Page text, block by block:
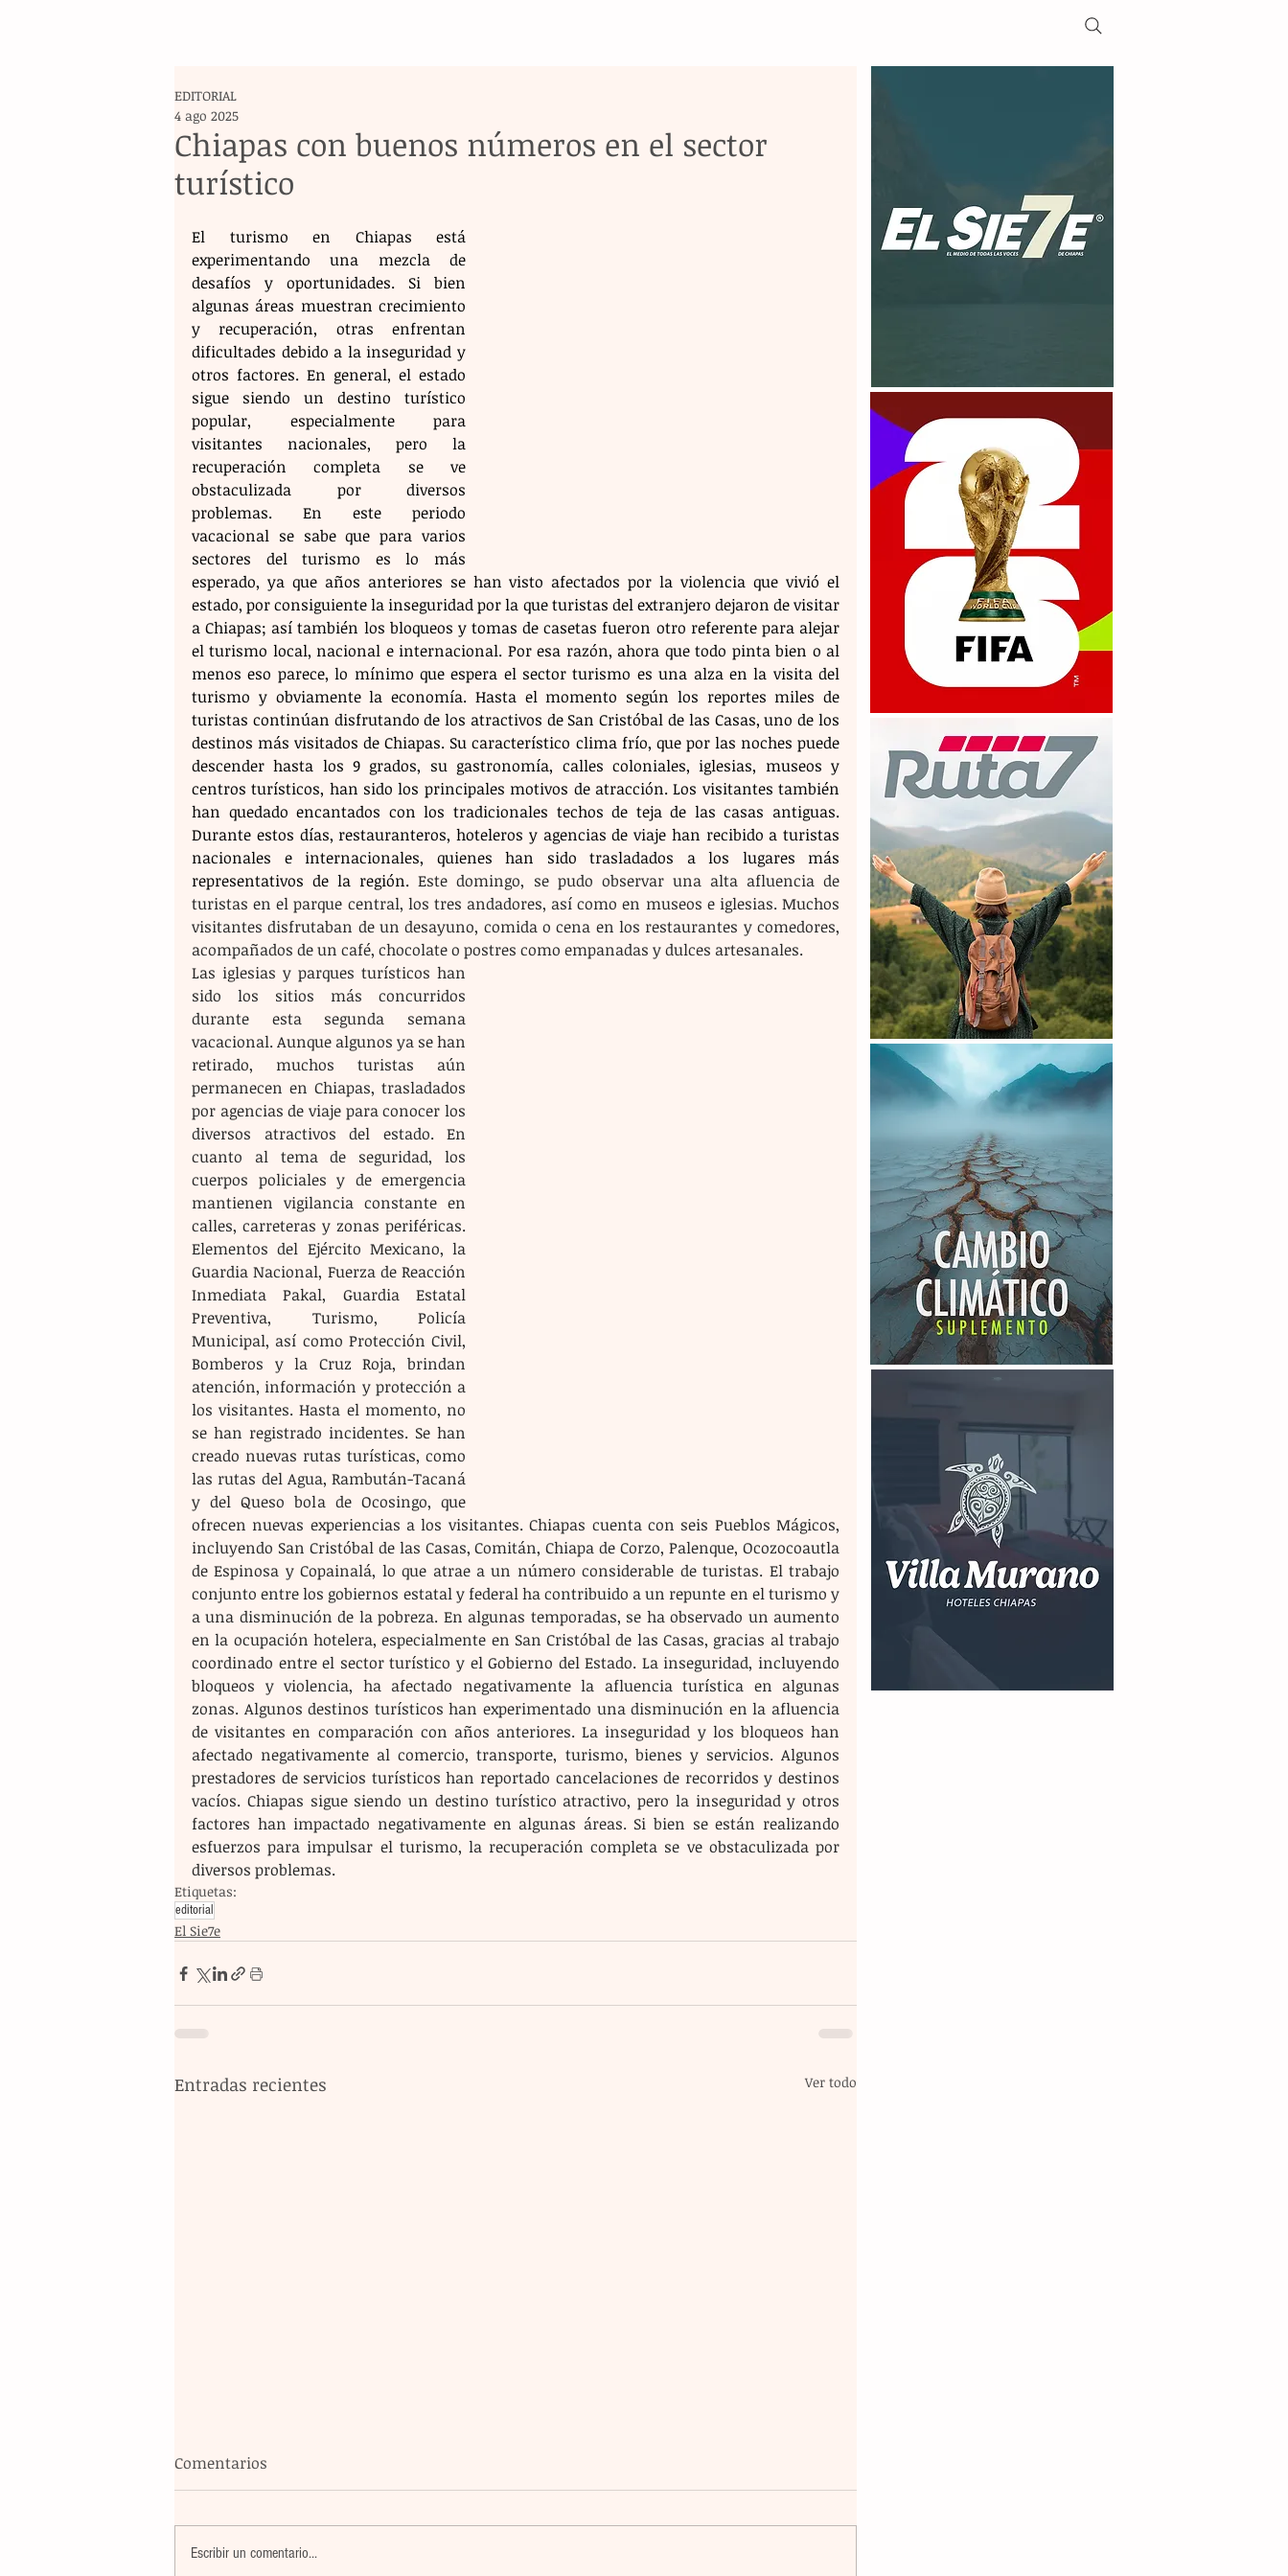
Chiapas con buenos números en el sector
turístico
EDITORIAL
4 ago 2025
El turismo en Chiapas está
experimentando una mezcla de
desafíos y oportunidades. Si bien
algunas áreas muestran crecimiento
y recuperación, otras enfrentan
dificultades debido a la inseguridad y
otros factores. En general, el estado
sigue siendo un destino turístico
popular, especialmente para
visitantes nacionales, pero la
recuperación completa se ve
obstaculizada por diversos
problemas. En este periodo
vacacional se sabe que para varios
sectores del turismo es lo más
esperado, ya que años anteriores se han visto afectados por la violencia que vivió el
estado, por consiguiente la inseguridad por la que turistas del extranjero dejaron de visitar
a Chiapas; así también los bloqueos y tomas de casetas fueron otro referente para alejar
el turismo local, nacional e internacional. Por esa razón, ahora que todo pinta bien o al
menos eso parece, lo mínimo que espera el sector turismo es una alza en la visita del
turismo y obviamente la economía. Hasta el momento según los reportes miles de
turistas continúan disfrutando de los atractivos de San Cristóbal de las Casas, uno de los
destinos más visitados de Chiapas. Su característico clima frío, que por las noches puede
descender hasta los 9 grados, su gastronomía, calles coloniales, iglesias, museos y
centros turísticos, han sido los principales motivos de atracción. Los visitantes también
han quedado encantados con los tradicionales techos de teja de las casas antiguas.
Durante estos días, restauranteros, hoteleros y agencias de viaje han recibido a turistas
nacionales e internacionales, quienes han sido trasladados a los lugares más
representativos de la región. Este domingo, se pudo observar una alta afluencia de
turistas en el parque central, los tres andadores, así como en museos e iglesias. Muchos
visitantes disfrutaban de un desayuno, comida o cena en los restaurantes y comedores,
acompañados de un café, chocolate o postres como empanadas y dulces artesanales.
Las iglesias y parques turísticos han
sido los sitios más concurridos
durante esta segunda semana
vacacional. Aunque algunos ya se han
retirado, muchos turistas aún
permanecen en Chiapas, trasladados
por agencias de viaje para conocer los
diversos atractivos del estado. En
cuanto al tema de seguridad, los
cuerpos policiales y de emergencia
mantienen vigilancia constante en
calles, carreteras y zonas periféricas.
Elementos del Ejército Mexicano, la
Guardia Nacional, Fuerza de Reacción
Inmediata Pakal, Guardia Estatal
Preventiva, Turismo, Policía
Municipal, así como Protección Civil,
Bomberos y la Cruz Roja, brindan
atención, información y protección a
los visitantes. Hasta el momento, no
se han registrado incidentes. Se han
creado nuevas rutas turísticas, como
las rutas del Agua, Rambután-Tacaná
y del Queso bola de Ocosingo, que
ofrecen nuevas experiencias a los visitantes. Chiapas cuenta con seis Pueblos Mágicos,
incluyendo San Cristóbal de las Casas, Comitán, Chiapa de Corzo, Palenque, Ocozocoautla
de Espinosa y Copainalá, lo que atrae a un número considerable de turistas. El trabajo
conjunto entre los gobiernos estatal y federal ha contribuido a un repunte en el turismo y
a una disminución de la pobreza. En algunas temporadas, se ha observado un aumento
en la ocupación hotelera, especialmente en San Cristóbal de las Casas, gracias al trabajo
coordinado entre el sector turístico y el Gobierno del Estado. La inseguridad, incluyendo
bloqueos y violencia, ha afectado negativamente la afluencia turística en algunas
zonas. Algunos destinos turísticos han experimentado una disminución en la afluencia
de visitantes en comparación con años anteriores. La inseguridad y los bloqueos han
afectado negativamente al comercio, transporte, turismo, bienes y servicios. Algunos
prestadores de servicios turísticos han reportado cancelaciones de recorridos y destinos
vacíos. Chiapas sigue siendo un destino turístico atractivo, pero la inseguridad y otros
factores han impactado negativamente en algunas áreas. Si bien se están realizando
esfuerzos para impulsar el turismo, la recuperación completa se ve obstaculizada por
diversos problemas.
Etiquetas:
editorial
El Sie7e
Entradas recientes Ver todo
Comentarios
Escribir un comentario...